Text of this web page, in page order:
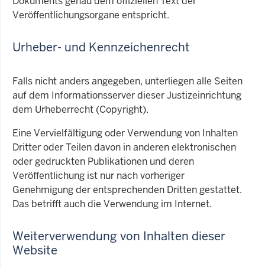
Veröffentlichungsorgane entspricht.
Urheber- und Kennzeichenrecht
Falls nicht anders angegeben, unterliegen alle Seiten
auf dem Informationsserver dieser Justizeinrichtung
dem Urheberrecht (Copyright).
Eine Vervielfältigung oder Verwendung von Inhalten
Dritter oder Teilen davon in anderen elektronischen
oder gedruckten Publikationen und deren
Veröffentlichung ist nur nach vorheriger
Genehmigung der entsprechenden Dritten gestattet.
Das betrifft auch die Verwendung im Internet.
Weiterverwendung von Inhalten dieser
Website